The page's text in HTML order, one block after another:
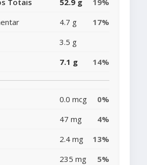
Totais 52.9 g
19%
4.7 g
17%
3.5 g
7.1 g 14%
0.0 mcg
0%
47 mg
4%
2.4 mg
13%
235 mg 5%